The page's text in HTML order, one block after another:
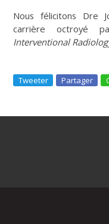
Nous félicitons Dre
carrière octroyé
Interventional
Tweeter Partager